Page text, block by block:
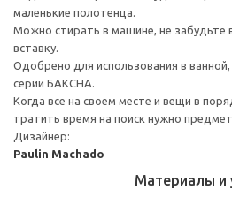
маленькие полотенца.
Можно стирать в машине, не забудьте
вставку.
Одобрено для использования в ванной,
серии БАКСНА.
Когда все на своем месте и вещи в
тратить время на поиск нужно
Дизайнер:
Paulin Machado
Материалы и